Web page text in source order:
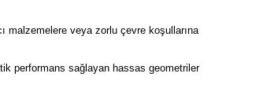
malzemelere veya zorlu çevre koşullarına
performans sağlayan hassas geometriler